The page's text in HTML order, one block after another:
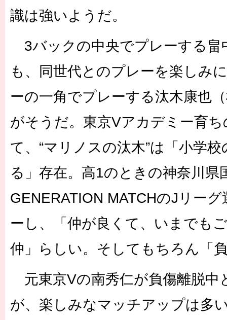
識は強いようだ。
3バックの中央でプレーする畠
も、同世代とのプレーを楽しみ
ーの一角でプレーする汰木康也
がそうだ。東京Vアカデミー育
て、“マリノスの汰木”は「小学
る」存在。高1のときの神奈川県
GENERATION MATCHのJリー
ーし、「仲が良くて、いまでも
仲」らしい。そしてもちろん「
元東京Vの南秀仁が負傷離脱中
が、楽しみなマッチアップは多